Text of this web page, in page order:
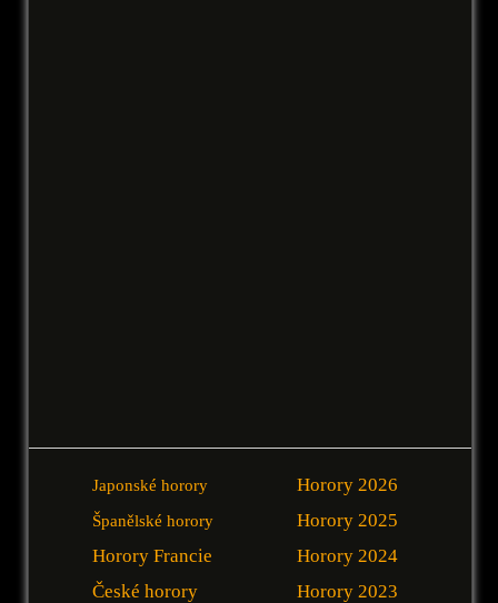
Japonské horory
Španělské horory
Horory Francie
České horory
Horory 2026
Horory 2025
Horory 2024
Horory 2023